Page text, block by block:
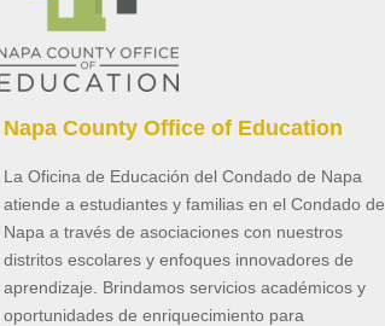
Napa County Office of Education
La Oficina de Educación del Condado de Napa
atiende a estudiantes y familias en el Condado de
Napa a través de asociaciones con nuestros
distritos escolares y enfoques innovadores de
aprendizaje. Brindamos servicios académicos y
oportunidades de enriquecimiento para